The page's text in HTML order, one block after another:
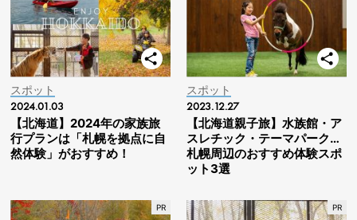
スポット
2024.01.03
【北海道】2024年の家族旅
行プランは「札幌を拠点に自
然体験」がおすすめ！
スポット
2023.12.27
【北海道親子旅】水族館・ア
スレチック・テーマパーク…
札幌周辺のおすすめ体験スポ
ット3選